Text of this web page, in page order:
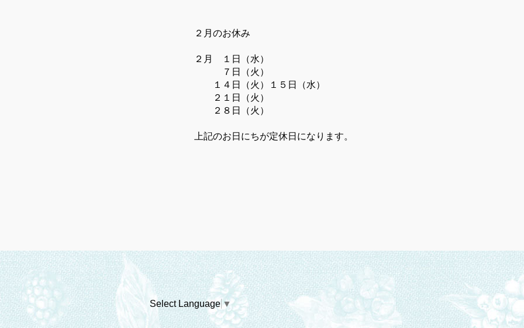
２月のお休み
２月 １日（水）
７日（火）
１４日（火）１５日（水）
２１日（火）
２８日（火）
上記のお日にちが定休日になります。
Select Language ▼